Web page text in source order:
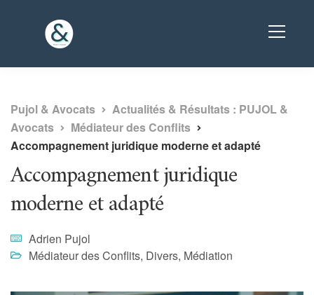
Pujol & Avocats
Actualités & Résultats : PUJOL &
Avocats
Médiateur des Conflits
Accompagnement juridique moderne et adapté
Accompagnement juridique
moderne et adapté
Adrien Pujol
Médiateur des Conflits, Divers, Médiation